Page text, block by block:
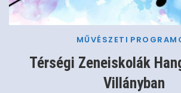
MŰVÉSZETI
Térségi Zeneiskolák
Villányban